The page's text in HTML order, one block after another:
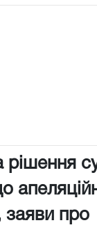
рішення
заяви про